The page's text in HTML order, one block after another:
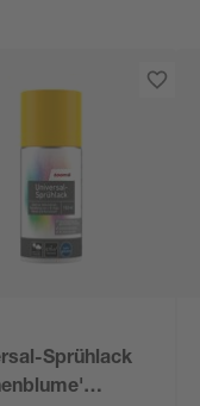
Sprühlack